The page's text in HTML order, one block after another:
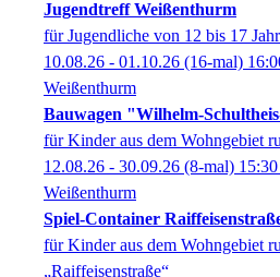
Jugendtreff Weißenthurm
für Jugendliche von 12 bis 17
10.08.26 - 01.10.26 (16-mal)
Weißenthurm
Bauwagen "Wilhelm-
für Kinder aus dem Wohngebiet
12.08.26 - 30.09.26 (8-mal) 15:30
Weißenthurm
Spiel-Container
für Kinder aus dem Wohngebiet
„Raiffeisenstraße“